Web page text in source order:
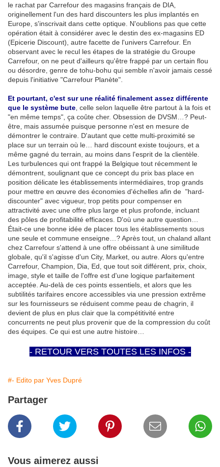
le rachat par Carrefour des magasins français de DIA,
originellement l'un des hard discounters les plus implantés en
Europe, s'inscrivait dans cette optique. N'oublions pas que cette
opération était à considérer avec le destin des ex-magasins ED
(Epicerie Discount), autre facette de l'univers Carrefour. En
observant avec le recul les étapes de la stratégie du Groupe
Carrefour, on ne peut d'ailleurs qu'être frappé par un certain flou
ou désordre, genre de tohu-bohu qui semble n'avoir jamais cessé
depuis l'initiative "Carrefour Planète".
Et pourtant, c'est sur une réalité finalement assez différente
que le système bute , celle selon laquelle être partout à la fois et
"en même temps", ça coûte cher. Obsession de DVSM…? Peut-
être, mais assumée puisque personne n'est en mesure de
démontrer le contraire. D'autant que cette multi-proximité se
place sur un terrain où le… hard discount existe toujours, et a
même gagné du terrain, au moins dans l'esprit de la clientèle.
Les turbulences qui ont frappé la Belgique tout récemment le
démontrent, soulignant que ce concept du prix bas place en
position délicate les établissements intermédiaires, trop grands
pour mettre en œuvre des économies d'échelles afin de "hard-
discounter" avec vigueur, trop petits pour compenser en
attractivité avec une offre plus large et plus profonde, incluant
des pôles de profitabilité efficaces. D'où une autre question…
Était-ce une bonne idée de placer tous les établissements sous
une seule et commune enseigne…? Après tout, un chaland allant
chez Carrefour s'attend à une offre obéissant à une similitude
globale, qu'il s'agisse d'un City, Market, ou autre. Alors qu'entre
Carrefour, Champion, Dia, Ed, que tout soit différent, prix, choix,
image, style et taille de l'offre est d'une logique parfaitement
acceptée. Au-delà de ces points essentiels, et alors que les
subtilités tarifaires encore accessibles via une pression extrême
sur les fournisseurs se réduisent comme peau de chagrin, il
devient de plus en plus clair que la compétitivité entre
concurrents ne peut plus provenir que de la compression du coût
des équipes. Ce qui est une autre histoire…
- RETOUR VERS TOUTES LES INFOS -
#- Edito par Yves Dupré
Partager
Vous aimerez aussi